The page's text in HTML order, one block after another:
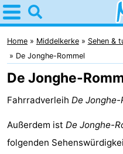
Home
Middelkerke
Tipps
kindern
Übernachten
Appartements
Home Middelkerke Sehen &
De Jonghe-Rommel
De Jonghe-
Fahrradverleih De Jonghe-
Außerdem ist De Jonghe-
folgenden